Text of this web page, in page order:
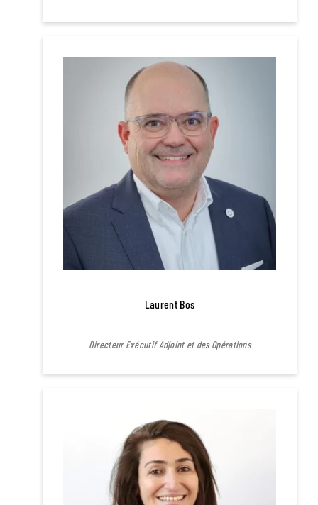
Laurent Bos
Directeur Exécutif Adjoint et des Opérations